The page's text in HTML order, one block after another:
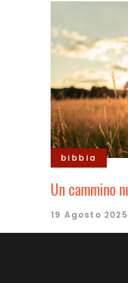
bibbia
Un cammino
19 Agosto 2025